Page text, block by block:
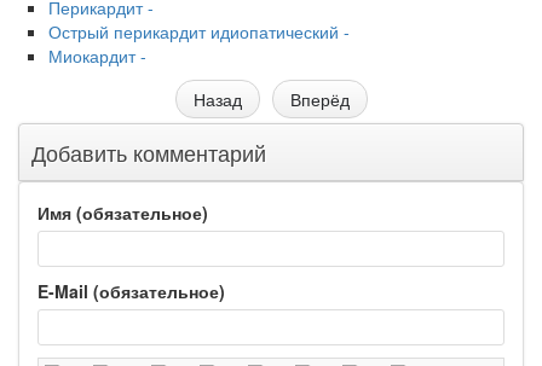
Перикардит -
Острый перикардит идиопатический -
Миокардит -
Назад
Вперёд
Добавить комментарий
Имя (обязательное)
E-Mail (обязательное)